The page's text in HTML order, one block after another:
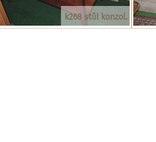
k268 stůl konzol.